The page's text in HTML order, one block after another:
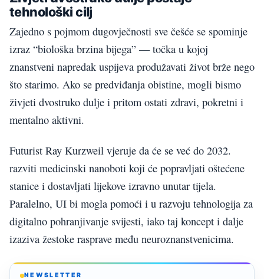
tehnološki cilj
Zajedno s pojmom dugovječnosti sve češće se spominje
izraz “biološka brzina bijega” — točka u kojoj
znanstveni napredak uspijeva produžavati život brže nego
što starimo. Ako se predviđanja obistine, mogli bismo
živjeti dvostruko dulje i pritom ostati zdravi, pokretni i
mentalno aktivni.
Futurist Ray Kurzweil vjeruje da će se već do 2032.
razviti medicinski nanoboti koji će popravljati oštećene
stanice i dostavljati lijekove izravno unutar tijela.
Paralelno, UI bi mogla pomoći i u razvoju tehnologija za
digitalno pohranjivanje svijesti, iako taj koncept i dalje
izaziva žestoke rasprave među neuroznanstvenicima.
NEWSLETTER